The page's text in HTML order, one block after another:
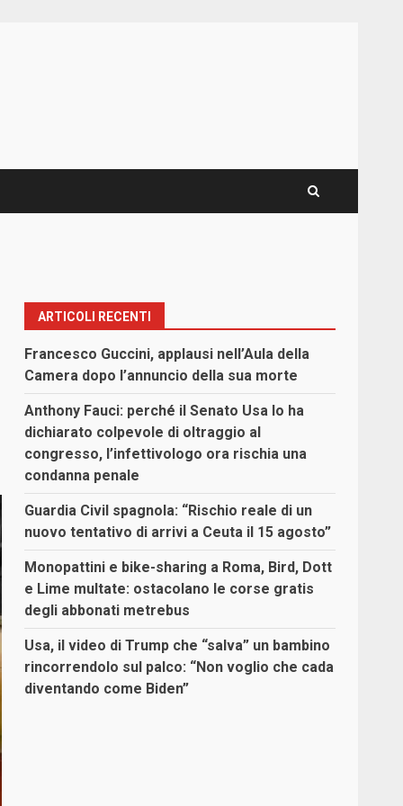
ARTICOLI RECENTI
Francesco Guccini, applausi nell’Aula della
Camera dopo l’annuncio della sua morte
Anthony Fauci: perché il Senato Usa lo ha
dichiarato colpevole di oltraggio al
congresso, l’infettivologo ora rischia una
condanna penale
Guardia Civil spagnola: “Rischio reale di un
nuovo tentativo di arrivi a Ceuta il 15 agosto”
Monopattini e bike-sharing a Roma, Bird, Dott
e Lime multate: ostacolano le corse gratis
degli abbonati metrebus
Usa, il video di Trump che “salva” un bambino
rincorrendolo sul palco: “Non voglio che cada
diventando come Biden”